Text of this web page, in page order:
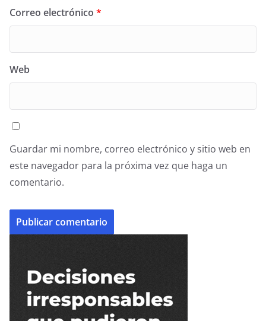
Correo electrónico *
Web
Guardar mi nombre, correo electrónico y sitio web en
este navegador para la próxima vez que haga un
comentario.